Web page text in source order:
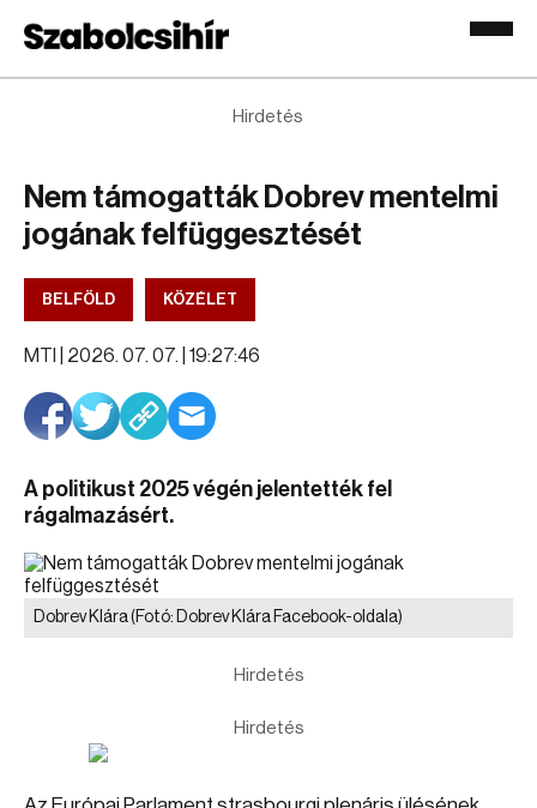
Hirdetés
Nem támogatták Dobrev mentelmi
jogának felfüggesztését
BELFÖLD KÖZÉLET
MTI | 2026. 07. 07. | 19:27:46
A politikust 2025 végén jelentették fel
rágalmazásért.
Dobrev Klára(Fotó: Dobrev Klára Facebook-oldala)
Hirdetés
Hirdetés